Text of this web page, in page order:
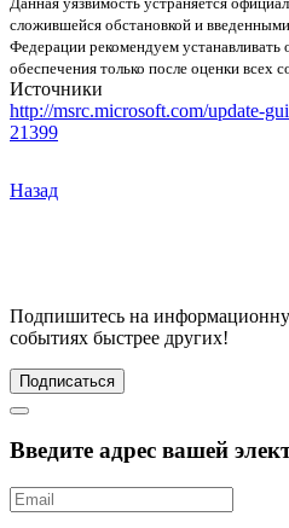
сложившейся обстановкой и
Федерации рекомендуем устанавливать
обеспечения только после оценки всех
Источники
http://msrc.microsoft.com/update-
21399
Назад
Подпишитесь на
событиях быстрее других!
Подписаться
Введите адрес вашей